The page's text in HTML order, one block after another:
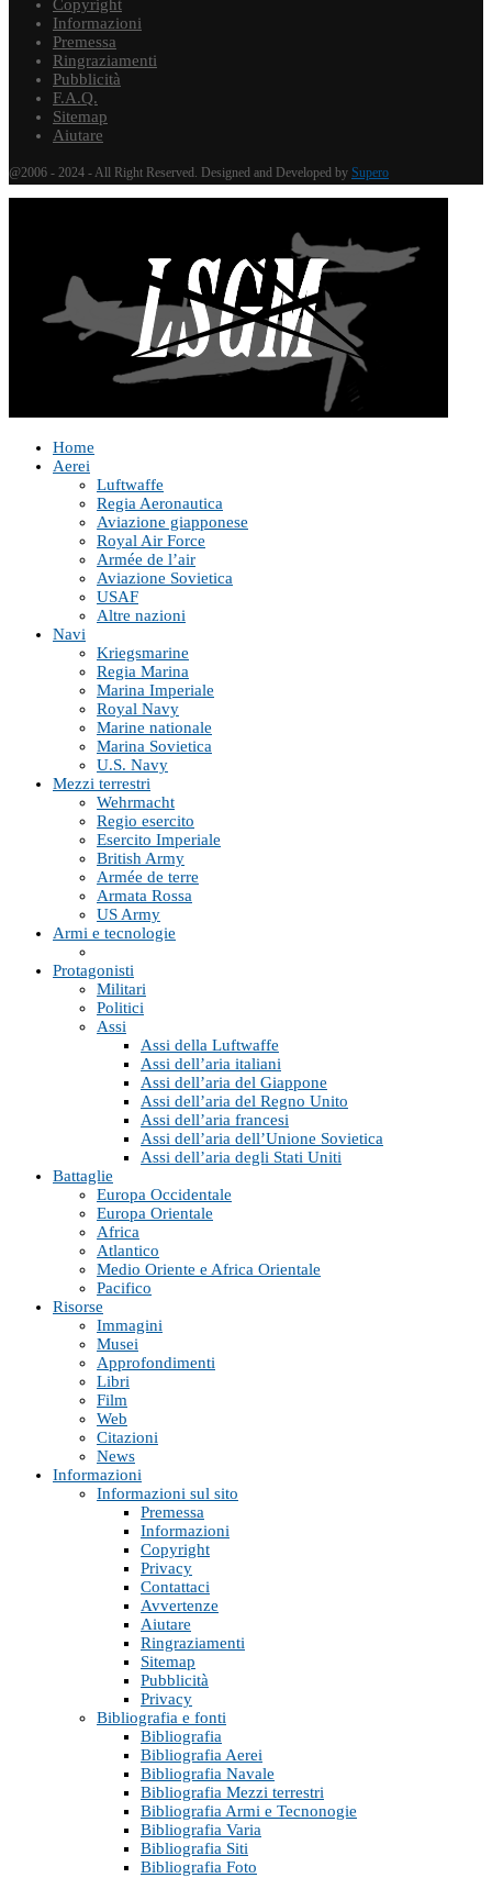
Copyright
Informazioni
Premessa
Ringraziamenti
Pubblicità
F.A.Q.
Sitemap
Aiutare
@2006 - 2024 - All Right Reserved. Designed and Developed by Supero
Home
Aerei
Luftwaffe
Regia Aeronautica
Aviazione giapponese
Royal Air Force
Armée de l’air
Aviazione Sovietica
USAF
Altre nazioni
Navi
Kriegsmarine
Regia Marina
Marina Imperiale
Royal Navy
Marine nationale
Marina Sovietica
U.S. Navy
Mezzi terrestri
Wehrmacht
Regio esercito
Esercito Imperiale
British Army
Armée de terre
Armata Rossa
US Army
Armi e tecnologie
Protagonisti
Militari
Politici
Assi
Assi della Luftwaffe
Assi dell’aria italiani
Assi dell’aria del Giappone
Assi dell’aria del Regno Unito
Assi dell’aria francesi
Assi dell’aria dell’Unione Sovietica
Assi dell’aria degli Stati Uniti
Battaglie
Europa Occidentale
Europa Orientale
Africa
Atlantico
Medio Oriente e Africa Orientale
Pacifico
Risorse
Immagini
Musei
Approfondimenti
Libri
Film
Web
Citazioni
News
Informazioni
Informazioni sul sito
Premessa
Informazioni
Copyright
Privacy
Contattaci
Avvertenze
Aiutare
Ringraziamenti
Sitemap
Pubblicità
Privacy
Bibliografia e fonti
Bibliografia
Bibliografia Aerei
Bibliografia Navale
Bibliografia Mezzi terrestri
Bibliografia Armi e Tecnonogie
Bibliografia Varia
Bibliografia Siti
Bibliografia Foto